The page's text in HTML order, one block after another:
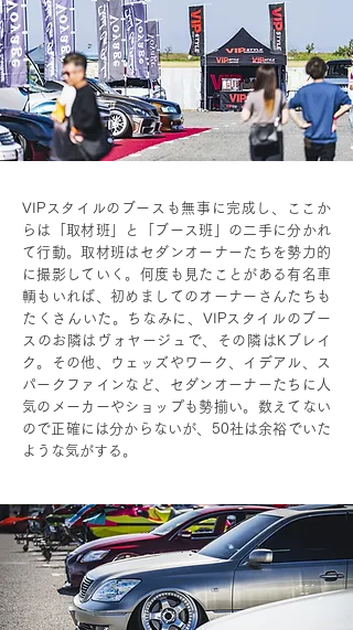
VIPスタイルのブースも無事に完成し、ここか
らは「取材班」と「ブース班」の二手に分かれ
て行動。取材班はセダンオーナーたちを勢力的
に撮影していく。何度も見たことがある有名車
輌もいれば、初めましてのオーナーさんたちも
たくさんいた。ちなみに、VIPスタイルのブー
スのお隣はヴォヤージュで、その隣はKブレイ
ク。その他、ウェッズやワーク、イデアル、ス
パークファインなど、セダンオーナーたちに人
気のメーカーやショップも勢揃い。数えてない
ので正確には分からないが、50社は余裕でいた
ような気がする。